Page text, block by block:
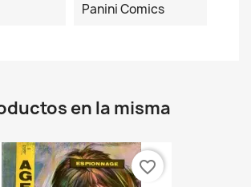
Panini Comics
en la misma
favorite_border